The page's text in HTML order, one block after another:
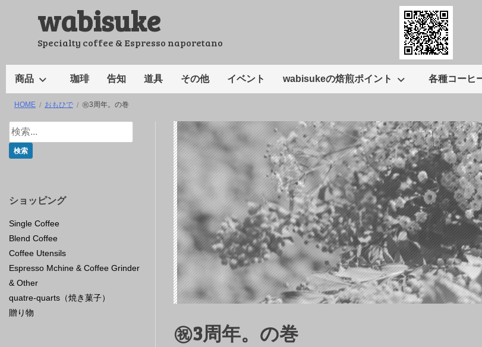
wabisuke
Specialty coffee & Espresso naporetano
商品 珈琲 告知 道具 その他 イベント wabisukeの焙煎ポイント 各種コーヒ
HOME おもひで ㊗3周年。の巻
㊗3周年。の巻
ショッピング
Single Coffee
Blend Coffee
Coffee Utensils
Espresso Mchine & Coffee Grinder
& Other
quatre-quarts（焼き菓子）
贈り物